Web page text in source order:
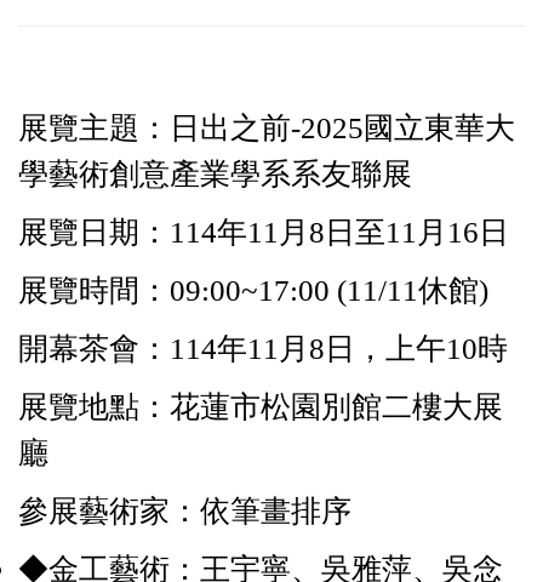
展覽主題：日出之前-2025國立東華大
學藝術創意產業學系系友聯展
展覽日期：114年11月8日至11月16日
展覽時間：09:00~17:00 (11/11休館)
開幕茶會：114年11月8日，上午10時
展覽地點：花蓮市松園別館二樓大展
廳
參展藝術家：依筆畫排序
◆金工藝術：王宇寧、吳雅萍、吳念